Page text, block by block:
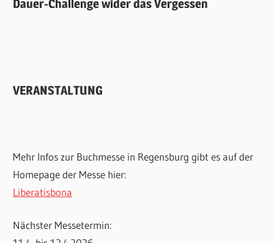
Dauer-Challenge wider das Vergessen
VERANSTALTUNG
Mehr Infos zur Buchmesse in Regensburg gibt es auf der
Homepage der Messe hier:
Liberatisbona
Nächster Messetermin: